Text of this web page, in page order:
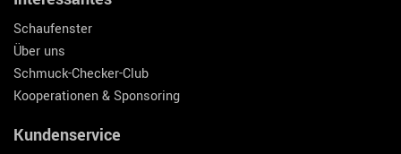
Schaufenster
Über uns
Schmuck-Checker-Club
Kooperationen & Sponsoring
Kundenservice